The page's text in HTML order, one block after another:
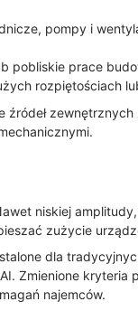
pompy i
pobliskie prace
rozpiętościach
niskiej amplitudy,
zużycie
dla
Zmienione kryteria
najemców.